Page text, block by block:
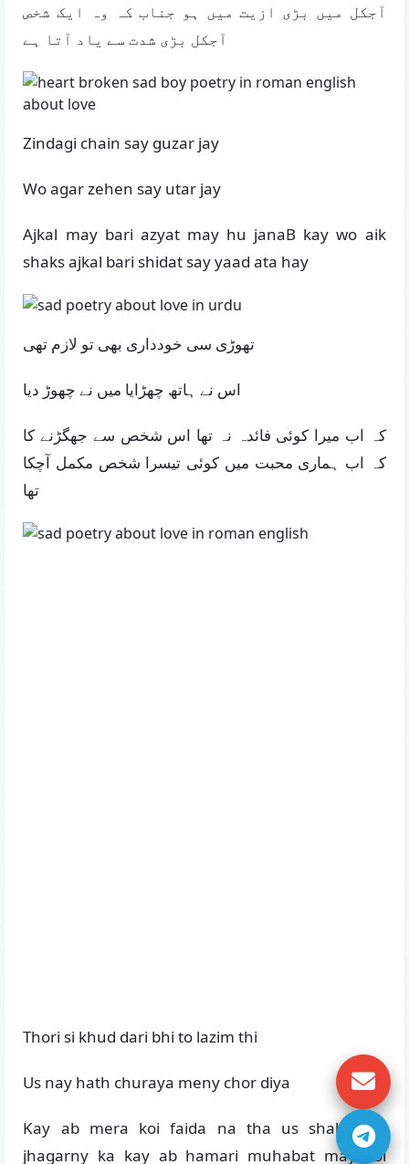
آجکل میں بڑی ازیت میں ہو جناب کہ وہ ایک شخص
آجکل بڑی شدت سے یاد آتا ہے
Zindagi chain say guzar jay
Wo agar zehen say utar jay
Ajkal may bari azyat may hu janaB kay wo aik
shaks ajkal bari shidat say yaad ata hay
تھوڑی سی خودداری بھی تو لازم تھی
اس نے ہاتھ چھڑایا میں نے چھوڑ دیا
کہ اب میرا کوئی فائدہ نہ تھا اس شخص سے جھگڑنے کا
کہ اب ہماری محبت میں کوئی تیسرا شخص مکمل آچکا
تھا
Thori si khud dari bhi to lazim thi
Us nay hath churaya meny chor diya
Kay ab mera koi faida na tha us shaks say
jhagarny ka kay ab hamari muhabat may koi